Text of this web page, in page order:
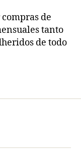
de
tanto
de todo